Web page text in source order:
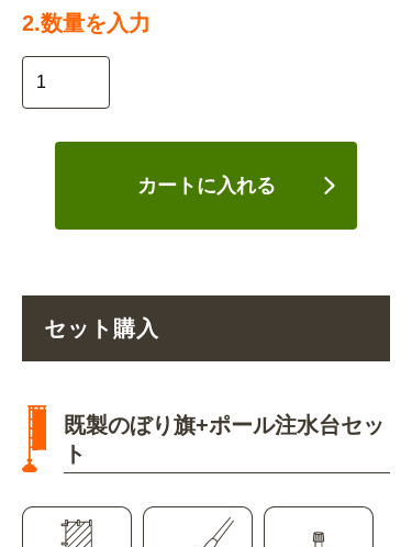
2.数量を入力
カートに入れる
セット購入
既製のぼり旗+ポール注水台セッ
ト